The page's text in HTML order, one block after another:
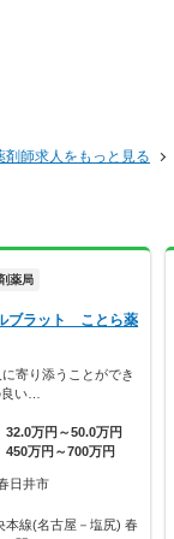
剤師求人をもっと見る
薬局
ブラット ことら薬
寄り添うことができ
良い…
32.0万円～50.0万円
450万円～700万円
日井市
本線(名古屋－塩尻) 春